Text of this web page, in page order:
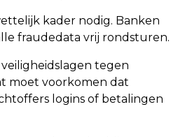
kader nodig. Banken
fraudedata vrij rondsturen.
tegen
moet voorkomen dat
logins of betalingen